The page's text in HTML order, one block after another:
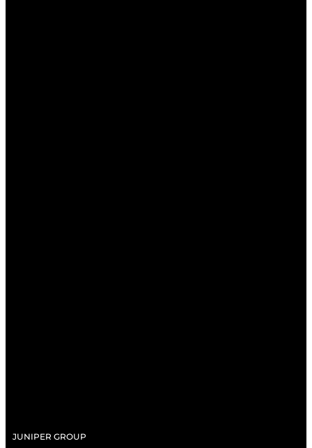
JUNIPER GROUP